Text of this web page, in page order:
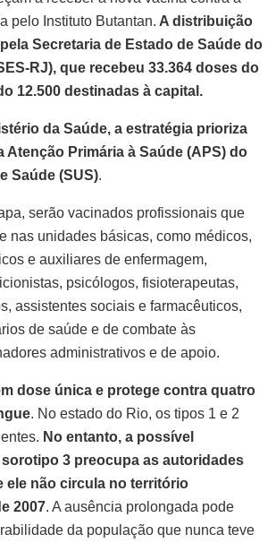
pelo Instituto Butantan. A distribuição
Secretaria de Estado de Saúde do
RJ), que recebeu 33.364 doses do
12.500 destinadas à capital.
da Saúde, a estratégia prioriza
Atenção Primária à Saúde (APS) do
Saúde (SUS).
serão vacinados profissionais que
nas unidades básicas, como médicos,
e auxiliares de enfermagem,
psicólogos, fisioterapeutas,
assistentes sociais e farmacêuticos,
de saúde e de combate às
administrativos e de apoio.
dose única e protege contra quatro
. No estado do Rio, os tipos 1 e 2
No entanto, a possível
3 preocupa as autoridades
ele não circula no território
2007. A ausência prolongada pode
da população que nunca teve